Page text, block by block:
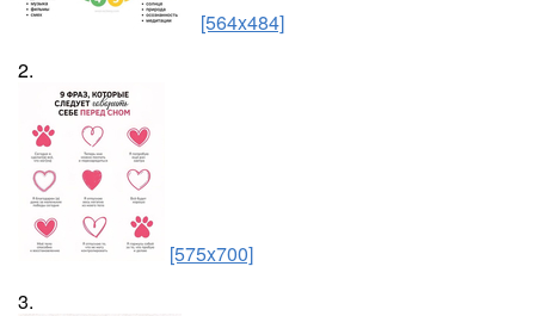
[564x484]
2.
[575x700]
3.